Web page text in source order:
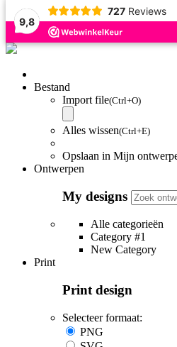
9,8
727 Reviews
Bestand
Import file(Ctrl+O)
Alles wissen(Ctrl+E)
Opslaan in Mijn
Ontwerpen
My designs
Alle categorieën
Category #1
New Category
Print
Print design
Selecteer formaat:
PNG